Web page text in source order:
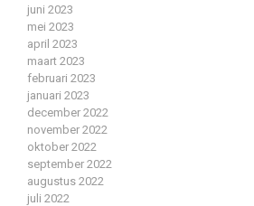
juni 2023
mei 2023
april 2023
maart 2023
februari 2023
januari 2023
december 2022
november 2022
oktober 2022
september 2022
augustus 2022
juli 2022